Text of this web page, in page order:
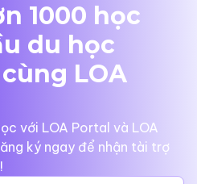
1000 học
du học
LOA
với LOA Portal và LOA
ký ngay để nhận tài trợ